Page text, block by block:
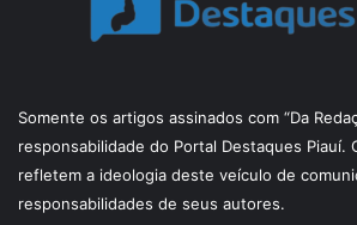
Somente os artigos assinados com “Da
responsabilidade do Portal Destaques Piauí.
refletem a ideologia deste veículo de
responsabilidades de seus autores.